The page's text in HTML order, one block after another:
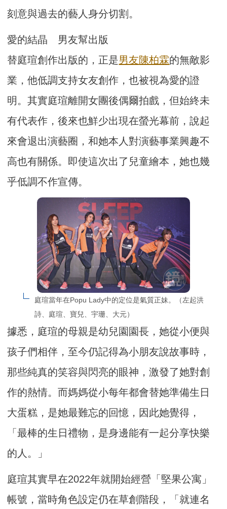
刻意與過去的藝人身分切割。
愛的結晶 男友幫出版
替庭瑄創作出版的，正是男友陳柏霖的無敵影
業，他低調支持女友創作，也被視為愛的證
明。其實庭瑄離開女團後偶爾拍戲，但始終未
有代表作，後來也鮮少出現在螢光幕前，說起
來會退出演藝圈，和她本人對演藝事業興趣不
高也有關係。即使這次出了兒童繪本，她也幾
乎低調不作宣傳。
庭瑄當年在Popu Lady中的定位是氣質正妹。（左起洪
詩、庭瑄、寶兒、宇珊、大元）
據悉，庭瑄的母親是幼兒園園長，她從小便與
孩子們相伴，至今仍記得為小朋友說故事時，
那些純真的笑容與閃亮的眼神，激發了她對創
作的熱情。而媽媽從小每年都會替她準備生日
大蛋糕，是她最難忘的回憶，因此她覺得，
「最棒的生日禮物，是身邊能有一起分享快樂
的人。」
庭瑄其實早在2022年就開始經營「堅果公寓」
帳號，當時角色設定仍在草創階段，「就連名